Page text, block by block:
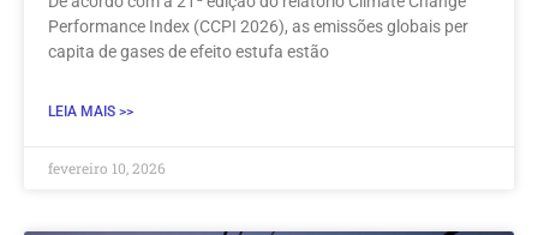
Performance Index (CCPI 2026), as emissões globais per
capita de gases de efeito estufa estão
LEIA MAIS >>
fevereiro 10, 2026